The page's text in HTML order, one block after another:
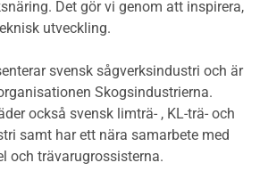
hallar
trähus - generellt
skivmaterial
andra utomhuskonstruktioner
Det gör vi genom att inspirera,
utveckling.
svensk sågverksindustri och är
Skogsindustrierna.
också svensk limträ- , KL-trä- och
samt har ett nära samarbete med
och trävarugrossisterna.